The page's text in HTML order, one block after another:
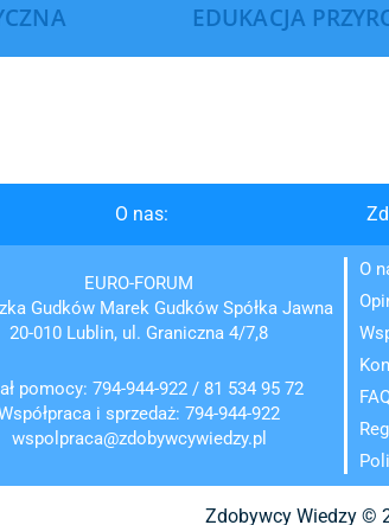
EDUKACJA
O nas:
EURO-FORUM
Gudków Marek Gudków Spółka Jawna
20-010 Lublin, ul. Graniczna 4/7,8
pomocy: 794-944-922/ 81 534 95 72
i sprzedaż: 794-944-922
wspolpraca@zdobywcywiedzy.pl
O
Zdobywcy Wiedzy ©